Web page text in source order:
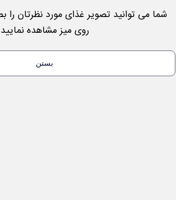
شما می توانید تصویر غذای مورد نظرتان را
روی میز مشاهده نمایید
بستن